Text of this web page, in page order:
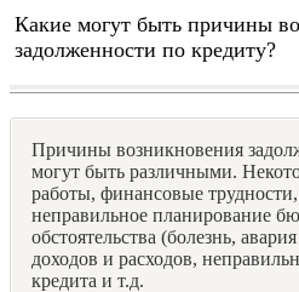
Какие могут быть причины
задолженности по кредиту?
Причины возникновения
могут быть различными.
работы, финансовые
неправильное планирование
обстоятельства (болезнь,
доходов и расходов,
кредита и т.д.